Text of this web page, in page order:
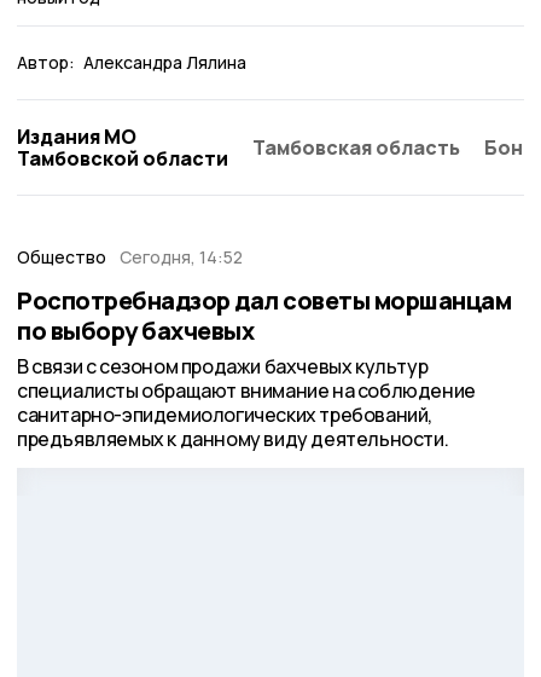
Автор: Александра Лялина
Издания МО
Тамбовской области
Тамбовская область
Общество Сегодня, 14:52
Роспотребнадзор дал советы моршанцам
по выбору бахчевых
В связи с сезоном продажи бахчевых культур
специалисты обращают внимание на соблюдение
санитарно-эпидемиологических требований,
предъявляемых к данному виду деятельности.